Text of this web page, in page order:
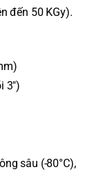
đến 50 KGy).
3″)
sâu (-80°C),